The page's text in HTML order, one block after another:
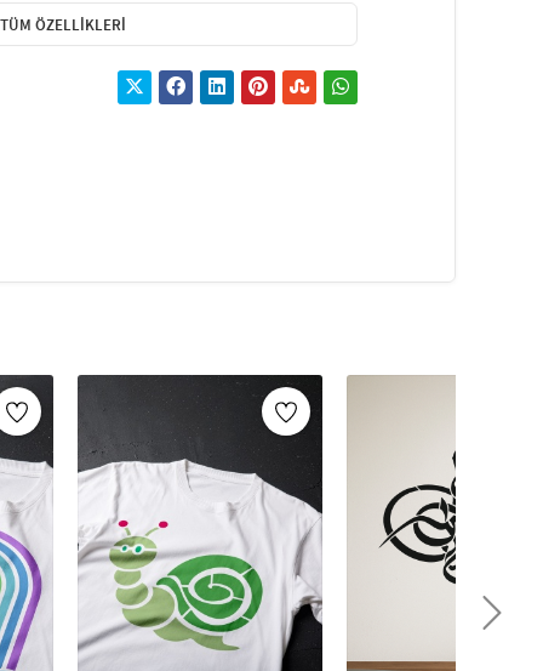
Evinizi, kişisel zevkinizle özelleştirebilir
El işi ve ev dekorasyonusevenler için stencil,
kullanılabilir. Özel hammaddeden üretilen
ÖZELLIKLERI